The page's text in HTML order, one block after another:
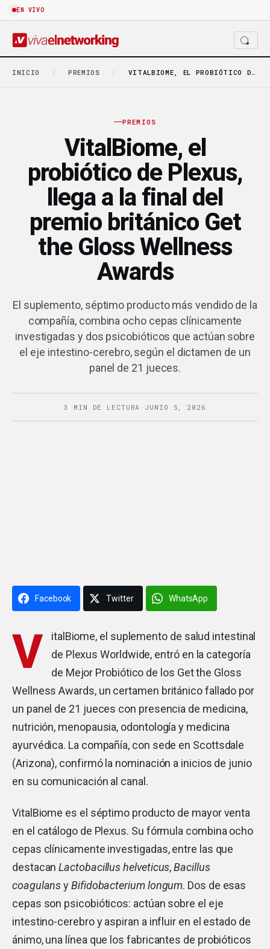
EN VIVO
INICIO / PREMIOS / VITALBIOME, EL PROBIÓTICO DE PLEXUS, LLEGA A LA…
PREMIOS
VitalBiome, el
probiótico de Plexus,
llega a la final del
premio británico Get
the Gloss Wellness
Awards
El suplemento, séptimo producto más vendido de la
compañía, combina ocho cepas clínicamente
investigadas y dos psicobióticos que actúan sobre
el eje intestino-cerebro, según el dictamen de un
panel de 21 jueces.
3 MIN DE LECTURA · JUNIO 5, 2026
Facebook Twitter WhatsApp
V
italBiome, el suplemento de salud intestinal
de Plexus Worldwide, entró en la categoría
de Mejor Probiótico de los Get the Gloss
Wellness Awards, un certamen británico fallado por
un panel de 21 jueces con presencia de medicina,
nutrición, menopausia, odontología y medicina
ayurvédica. La compañía, con sede en Scottsdale
(Arizona), confirmó la nominación a inicios de junio
en su comunicación al canal.
VitalBiome es el séptimo producto de mayor venta
en el catálogo de Plexus. Su fórmula combina ocho
cepas clínicamente investigadas, entre las que
destacanLactobacillus helveticus,Bacillus
coagulansyBifidobacterium longum. Dos de esas
cepas son psicobióticos: actúan sobre el eje
intestino-cerebro y aspiran a influir en el estado de
ánimo, una línea que los fabricantes de probióticos